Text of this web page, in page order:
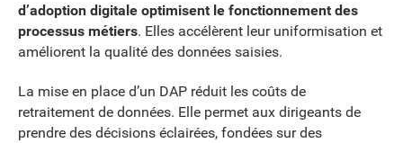
d’adoption digitale optimisent le fonctionnement des
processus métiers. Elles accélèrent leur uniformisation et
améliorent la qualité des données saisies.
La mise en place d’un DAP réduit les coûts de
retraitement de données. Elle permet aux dirigeants de
prendre des décisions éclairées, fondées sur des